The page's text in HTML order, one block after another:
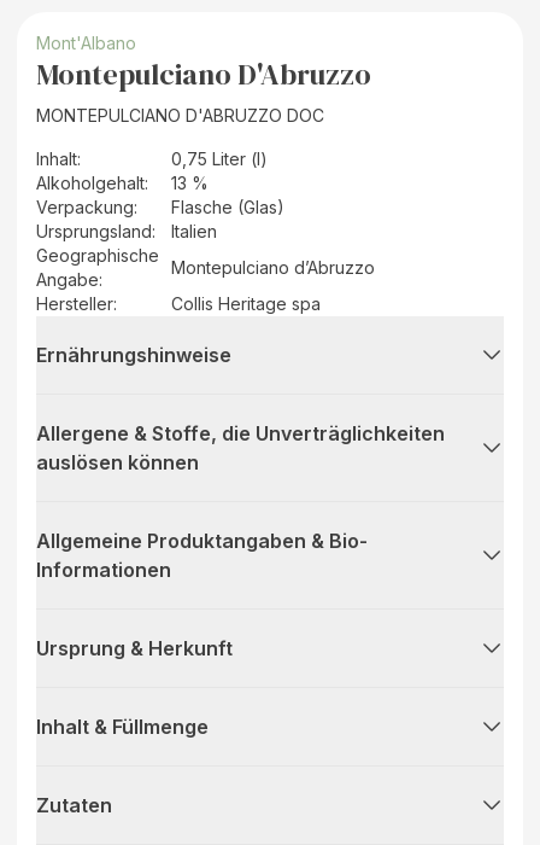
Mont'Albano
Montepulciano D'Abruzzo
MONTEPULCIANO D'ABRUZZO DOC
Inhalt:
0,75 Liter (l)
Alkoholgehalt:
13 %
Verpackung:
Flasche (Glas)
Ursprungsland:
Italien
Geographische
Angabe:
Montepulciano d’Abruzzo
Hersteller: Collis Heritage spa
Ernährungshinweise
Allergene & Stoffe, die Unverträglichkeiten
auslösen können
Allgemeine Produktangaben & Bio-
Informationen
Ursprung & Herkunft
Inhalt & Füllmenge
Zutaten